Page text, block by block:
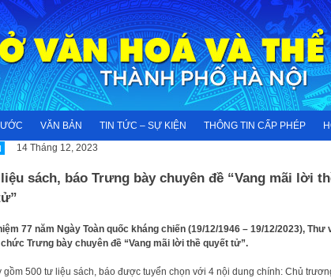
VĂN BẢN TIN TỨC – SỰ KIỆN THÔNG TIN CẤP PHÉP
14 Tháng 12, 2023
sách, báo Trưng bày chuyên đề “Vang mãi lời
77 năm Ngày Toàn quốc kháng chiến (19/12/1946 – 19/12/2023), Thư
Trưng bày chuyên đề “Vang mãi lời thề quyết tử”.
gồm 500 tư liệu sách, báo được tuyển chọn với 4 nội dung chính: Chủ